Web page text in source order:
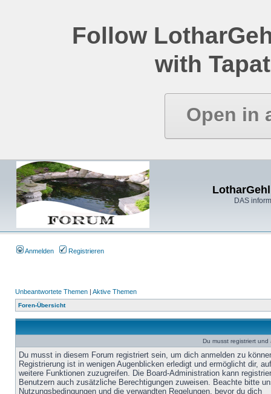
Follow
with
Open in
DAS
Anmelden Registrieren
Unbeantwortete Themen | Aktive Themen
Foren-Übersicht
Du musst registriert
Du musst in diesem Forum registriert sein, um dich anmelden zu
Registrierung ist in wenigen Augenblicken erledigt und ermöglicht dir, auf
weitere Funktionen zuzugreifen. Die Board-Administration kann
Benutzern auch zusätzliche Berechtigungen zuweisen. Beachte bitte
Nutzungsbedingungen und die verwandten Regelungen, bevor du dich